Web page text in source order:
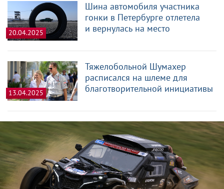
20.04.2025
Шина автомобиля участника
гонки в Петербурге отлетела
и вернулась на место
13.04.2025
Тяжелобольной Шумахер
расписался на шлеме для
благотворительной инициативы